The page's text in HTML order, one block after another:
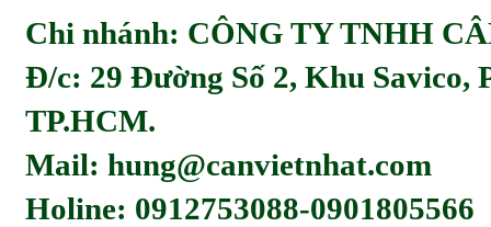
Chi nhánh: CÔNG TY TNHH
Đ/c: 29 Đường Số 2, Khu Savico,
TP.HCM.
Mail: hung@canvietnhat.com
Holine: 0912753088-0901805566